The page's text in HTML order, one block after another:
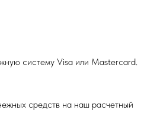
систему Visa или Mastercard.
средств на наш расчетный